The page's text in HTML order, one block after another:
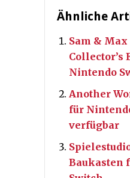
Ähnliche
Sam & Max
Collector’s
Nintendo
Another
für
verfügbar
Baukasten